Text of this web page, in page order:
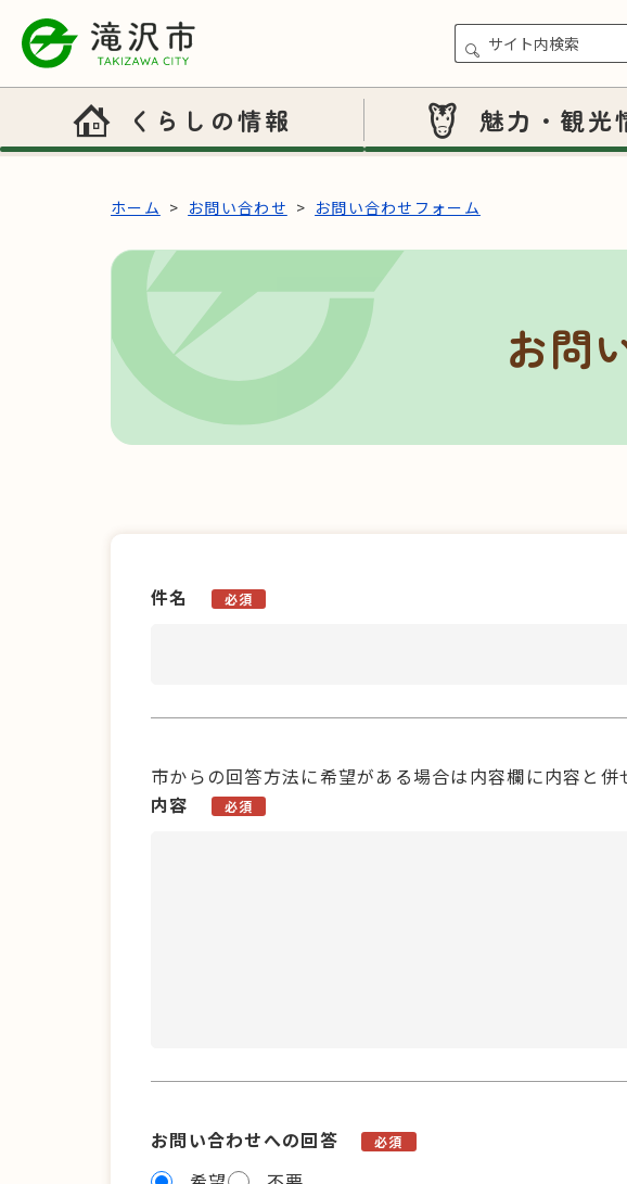
本文へスキップ
くらしの情報 魅力・観光
ホーム お問い合わせ お問い合わせフォーム
お問
件名 必須
市からの回答方法に希望がある場合は内容欄に内容と
内容
必須
お問い合わせへの回答 必須